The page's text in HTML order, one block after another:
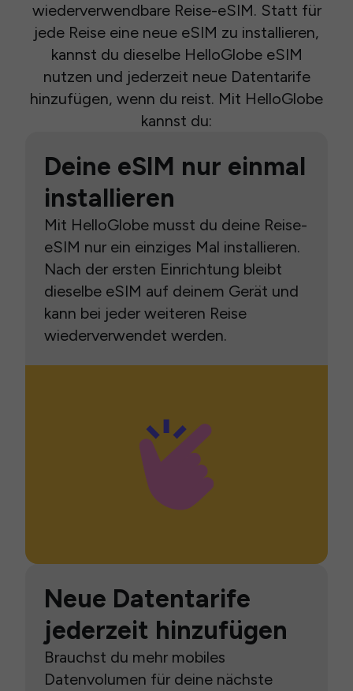
wiederverwendbare Reise-eSIM. Statt für
jede Reise eine neue eSIM zu installieren,
kannst du dieselbe HelloGlobe eSIM
nutzen und jederzeit neue Datentarife
hinzufügen, wenn du reist. Mit HelloGlobe
kannst du:
Deine eSIM nur einmal
installieren
Mit HelloGlobe musst du deine Reise-
eSIM nur ein einziges Mal installieren.
Nach der ersten Einrichtung bleibt
dieselbe eSIM auf deinem Gerät und
kann bei jeder weiteren Reise
wiederverwendet werden.
Neue Datentarife
jederzeit hinzufügen
Brauchst du mehr mobiles
Datenvolumen für deine nächste